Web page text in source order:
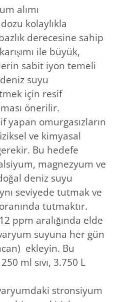
alımı
kolaylıkla
derecesine sahip
ile büyük,
sabit iyon temeli
suyu
için resif
önerilir.
yapan omurgasızların
ve kimyasal
Bu hedefe
magnezyum ve
deniz suyu
seviyede tutmak ve
tutmaktır.
ppm aralığında elde
suyuna her gün
ekleyin. Bu
ml sıvı, 3.750 L
stronsiyum